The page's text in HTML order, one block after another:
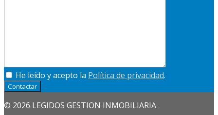
He leído y acepto la Política de privacidad.
Contactar
© 2026 LEGIDOS GESTION INMOBILIARIA